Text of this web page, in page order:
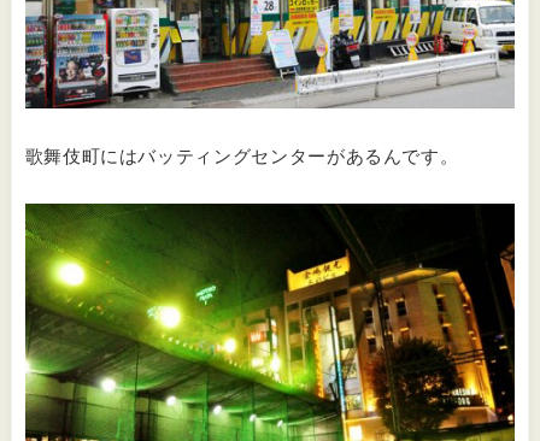
歌舞伎町にはバッティングセンターがあるんです。